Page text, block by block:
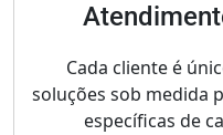
Cada cliente é
soluções sob medida
específicas de